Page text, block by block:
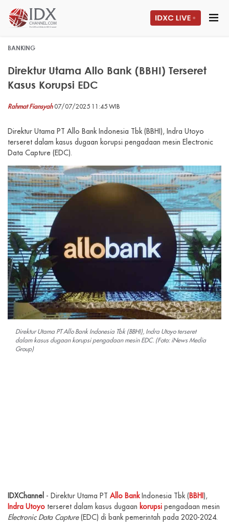
BANKING
Direktur Utama Allo Bank (BBHI) Terseret
Kasus Korupsi EDC
Rahmat Fiansyah07/07/2025 11:45 WIB
Direktur Utama PT Allo Bank Indonesia Tbk (BBHI), Indra Utoyo
terseret dalam kasus dugaan korupsi pengadaan mesin Electronic
Data Capture (EDC).
Direktur Utama PT Allo Bank Indonesia Tbk (BBHI), Indra Utoyo terseret
dalam kasus dugaan korupsi pengadaan mesin EDC. (Foto: iNews Media
Group)
IDXChannel - Direktur Utama PT Allo BankIndonesia Tbk (BBHI),
Indra Utoyo terseret dalam kasus dugaan korupsi pengadaan mesin
Electronic Data Capture(EDC) di bank pemerintah pada 2020-2024.